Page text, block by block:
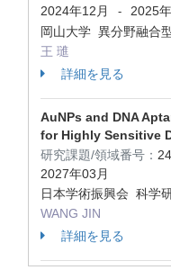
2024年12月
-
2025
岡山大学 異分野融合
王 璡
詳細を見る
AuNPs and DNA
for Highly Sensitive
研究課題/領域番号：
2027年03月
日本学術振興会 科学
WANG JIN
詳細を見る